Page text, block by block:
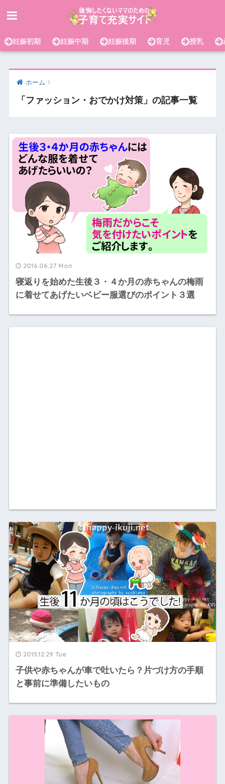
妊娠初期 妊娠中期 妊娠後期 育児 授乳
ホーム
「ファッション・おでかけ対策」の記事一覧
2016.06.27 Mon
寝返りを始めた生後３・４か月の赤ちゃんの梅雨
に着せてあげたいベビー服選びのポイント３選
2015.12.29 Tue
子供や赤ちゃんが車で吐いたら？片づけ方の手順
と事前に準備したいもの